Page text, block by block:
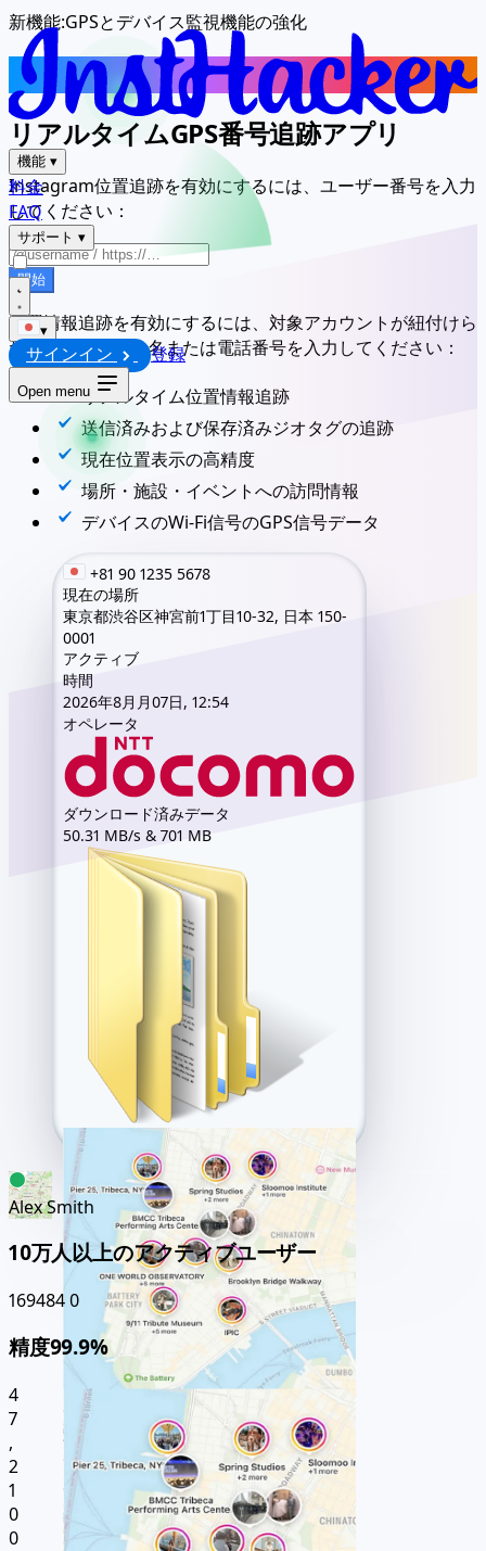
機能 ▾
料金
FAQ
サポート ▾
▾
サインイン 登録
Open menu
新機能:GPSとデバイス監視機能の強化
追跡Instagram位置情報
リアルタイムGPS番号追跡アプリ
Instagram位置追跡を有効にするには、ユーザー番号を入力
してください：
開始
位置情報追跡を有効にするには、対象アカウントが紐付けら
れているユーザー名または電話番号を入力してください：
リアルタイム位置情報追跡
送信済みおよび保存済みジオタグの追跡
現在位置表示の高精度
場所・施設・イベントへの訪問情報
デバイスのWi-Fi信号のGPS信号データ
+81 90 1235 5678
現在の場所
東京都渋谷区神宮前1丁目10-32, 日本 150-
0001
アクティブ
時間
2026年8月月07日, 12:54
オペレータ
ダウンロード済みデータ
50.31 MB/s & 701 MB
Alex Smith
10万人以上のアクティブユーザー
1694840
精度99.9%
4
7
,
2
1
0
0